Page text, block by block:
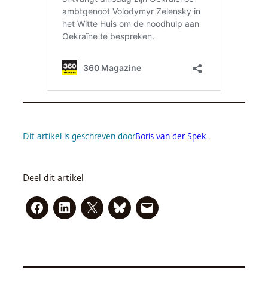
Dit artikel is geschreven doorBoris van der Spek
Deel dit artikel